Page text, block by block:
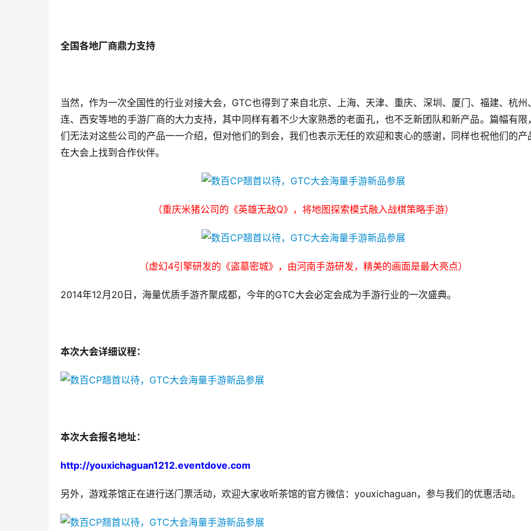
全国各地厂商鼎力支持
当然，作为一次全国性的行业对接大会，GTC也得到了来自北京、上海、天津、重庆、深圳、厦门、福建、杭州
连、西安等地的手游厂商的大力支持，其中同样有着不少大家熟悉的老面孔，也不乏新团队和新产品。篇幅有限
们无法对这些公司的产品一一介绍，但对他们的到会，我们也表示无任的欢迎和衷心的感谢，同样也祝他们的产
在大会上找到合作伙伴。
（重庆米猪公司的《英雄无敌Q》，将地图探索模式融入战棋策略手游）
（虚幻4引擎研发的《盗墓密城》，由河南手游研发，精美的画面是最大亮点）
2014年12月20日，海量优质手游齐聚成都，今年的GTC大会必定会成为手游行业的一次盛典。
本次大会详细议程：
本次大会报名地址：
http://youxichaguan1212.eventdove.com
另外，游戏茶馆正在进行送门票活动，欢迎大家收听茶馆的官方微信：youxichaguan，参与我们的优惠活动。